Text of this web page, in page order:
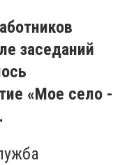
заседаний
«Мое село -